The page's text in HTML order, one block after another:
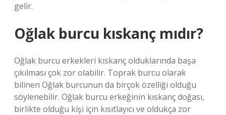
gelir.
Oğlak burcu kıskanç mıdır?
Oğlak burcu erkekleri kıskanç olduklarında başa
çıkılması çok zor olabilir. Toprak burcu olarak
bilinen Oğlak burcunun da birçok özelliği olduğu
söylenebilir. Oğlak burcu erkeğinin kıskanç doğası,
birlikte olduğu kişi için kısıtlayıcı ve oldukça zor